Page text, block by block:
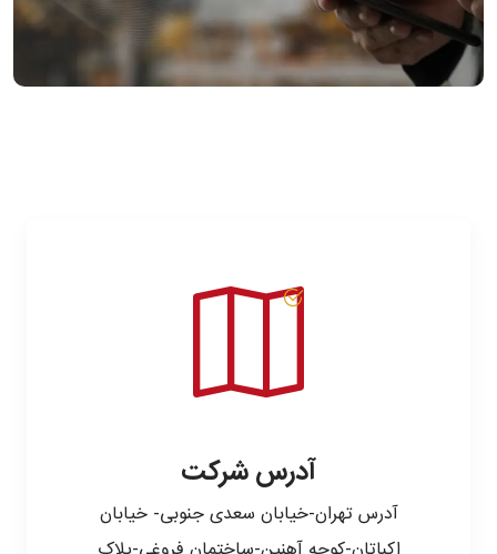
آدرس شرکت
آدرس تهران-خیابان سعدی جنوبی- خیابان